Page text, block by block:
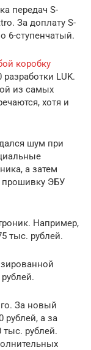
передач S-
За доплату S-
6-ступенчатый.
коробку
LUK.
из самых
хотя и
шум при
а затем
прошивку ЭБУ
Например,
тыс. рублей.
За новый
рублей, а за
рублей.